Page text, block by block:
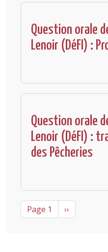
Question orale
Lenoir (DéFI) :
Question orale
Lenoir (DéFI) :
des Pêcheries
Pagination
Page 1 Next page
››